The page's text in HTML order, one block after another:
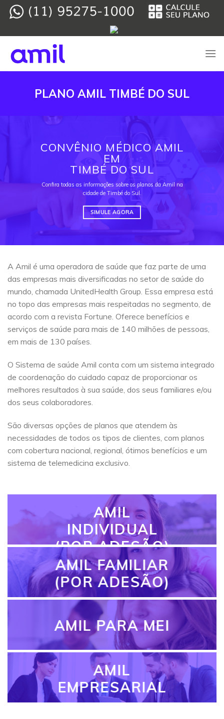
Skip
PLANO AMIL TIMBÉ DO SUL
CONVÊNIO MÉDICO AMIL
EM
TIMBÉ DO SUL
Confira todas as informações sobre os planos da Amil na
cidade de Timbé do Sul.
SIMULE AGORA
A Amil é uma operadora de saúde que faz parte de uma
das empresas mais diversificadas no setor de saúde do
mundo, chamada UnitedHealth Group. Essa empresa está
no topo das empresas mais respeitadas no segmento, de
acordo com a revista Fortune. Oferece benefícios e
serviços de saúde para mais de 140 milhões de pessoas,
em mais de 130 países.
O Sistema de saúde Amil conta com um sistema integrado
de coordenação do cuidado capaz de proporcionar os
melhores resultados à sua saúde, dos seus familiares e/ou
dos seus colaboradores.
São diversas opções de planos que atendem às
necessidades de todos os tipos de clientes, com planos
com cobertura nacional, regional, ótimos benefícios e um
sistema de telemedicina exclusivo.
AMIL
INDIVIDUAL
(POR ADESÃO)
AMIL FAMILIAR
(POR ADESÃO)
AMIL PARA MEI
AMIL
EMPRESARIAL